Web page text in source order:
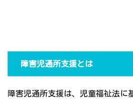
障害児通所支援とは
障害児通所支援は、児童福祉法に